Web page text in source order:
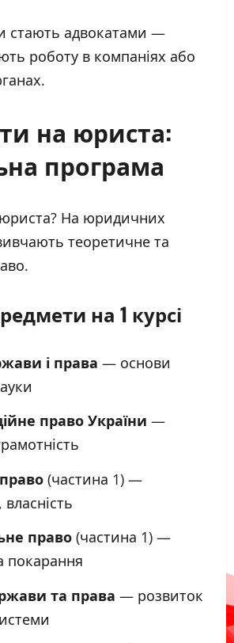
стають адвокатами —
роботу в компаніях або
на юриста:
програма
На юридичних
теоретичне та
на 1 курсі
і права — основи
право України —
(частина 1) —
право (частина 1) —
покарання
та права — розвиток